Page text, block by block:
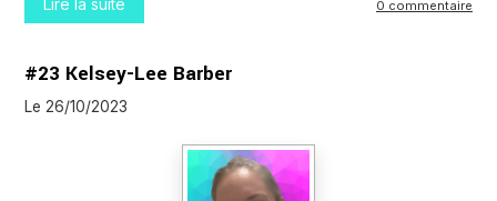
Lire la suite 0 commentaire
#23 Kelsey-Lee Barber
Le 26/10/2023